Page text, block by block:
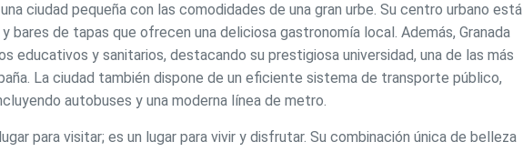
ciudad pequeña con las comodidades de una gran urbe. Su centro urbano está
bares de tapas que ofrecen una deliciosa gastronomía local. Además, Granada
educativos y sanitarios, destacando su prestigiosa universidad, una de las más
La ciudad también dispone de un eficiente sistema de transporte público,
autobuses y una moderna línea de metro.
para visitar; es un lugar para vivir y disfrutar. Su combinación única de belleza
el seguimiento y análisis del comportamiento de los usuarios de este
recogida mediante este tipo de cookies se utiliza en la
de la web para la elaboración de perfiles de navegación de
el fin de introducir mejoras en función del análisis de los datos de uso
del servicio. Permiten guardar la información de preferencia
mejorar la calidad de nuestros servicios y para ofrecer una mejor
de productos recomendados.